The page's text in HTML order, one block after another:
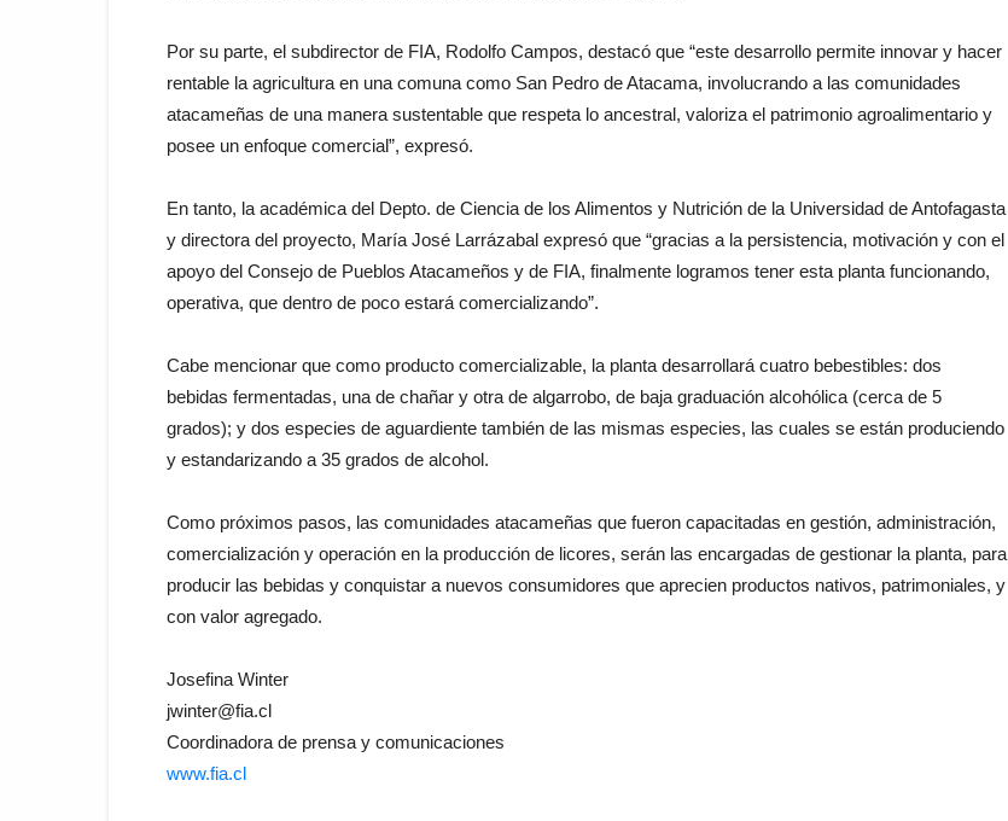
Por su parte, el subdirector de FIA, Rodolfo Campos, destacó que “este desarrollo permite innovar y hacer
rentable la agricultura en una comuna como San Pedro de Atacama, involucrando a las comunidades
atacameñas de una manera sustentable que respeta lo ancestral, valoriza el patrimonio agroalimentario y
posee un enfoque comercial”, expresó.
En tanto, la académica del Depto. de Ciencia de los Alimentos y Nutrición de la Universidad de Antofagasta
y directora del proyecto, María José Larrázabal expresó que “gracias a la persistencia, motivación y con el
apoyo del Consejo de Pueblos Atacameños y de FIA, finalmente logramos tener esta planta funcionando,
operativa, que dentro de poco estará comercializando”.
Cabe mencionar que como producto comercializable, la planta desarrollará cuatro bebestibles: dos
bebidas fermentadas, una de chañar y otra de algarrobo, de baja graduación alcohólica (cerca de 5
grados); y dos especies de aguardiente también de las mismas especies, las cuales se están produciendo
y estandarizando a 35 grados de alcohol.
Como próximos pasos, las comunidades atacameñas que fueron capacitadas en gestión, administración,
comercialización y operación en la producción de licores, serán las encargadas de gestionar la planta, para
producir las bebidas y conquistar a nuevos consumidores que aprecien productos nativos, patrimoniales, y
con valor agregado.
Josefina Winter
jwinter@fia.cl
Coordinadora de prensa y comunicaciones
www.fia.cl